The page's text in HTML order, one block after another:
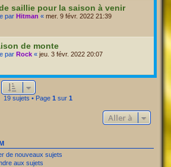
saillie pour la saison à venir
par Hitman « mer. 9 févr. 2022 21:39
de monte
par Rock « jeu. 3 févr. 2022 20:07
19 sujets • Page 1 sur 1
Aller à
de nouveaux sujets
aux sujets